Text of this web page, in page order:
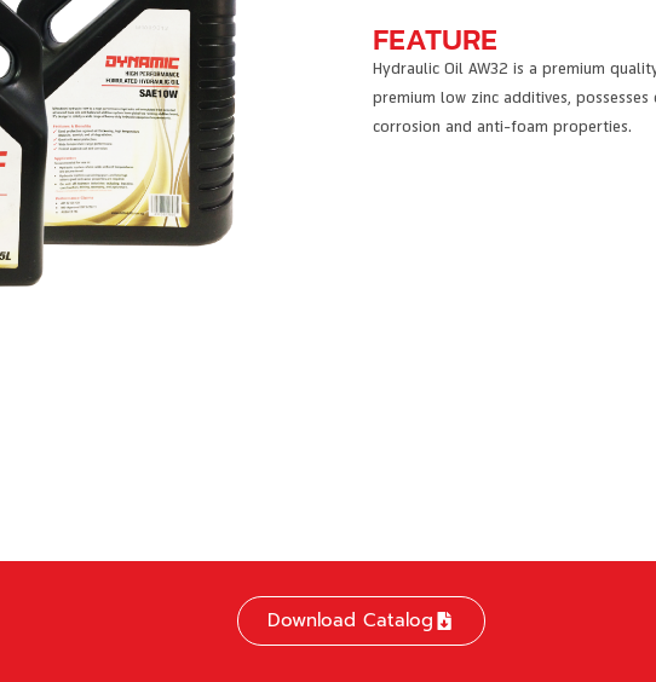
FEATURE
Hydraulic Oil AW32 is a premium
premium low zinc additives,
corrosion and anti-foam properties.
Download Catalog